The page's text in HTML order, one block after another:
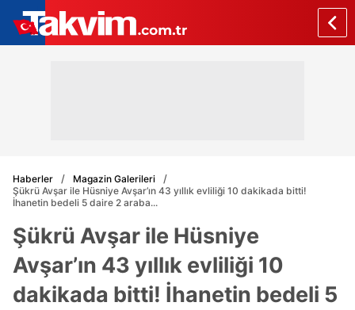
Haberler
Magazin Galerileri
Şükrü Avşar ile Hüsniye Avşar’ın 43 yıllık evliliği 10 dakikada bitti!
İhanetin bedeli 5 daire 2 araba...
Şükrü Avşar ile Hüsniye
Avşar’ın 43 yıllık evliliği 10
dakikada bitti! İhanetin bedeli 5